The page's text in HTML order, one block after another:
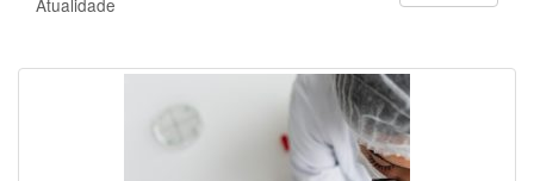
Atualidade